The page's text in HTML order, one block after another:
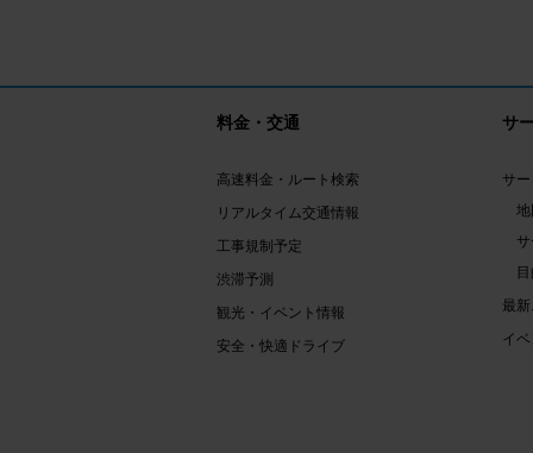
料金・交通
高速料金・ルート検索
リアルタイム交通情報
工事規制予定
渋滞予測
観光・イベント情報
安全・快適ドライブ
サ
サ
地
最
イ